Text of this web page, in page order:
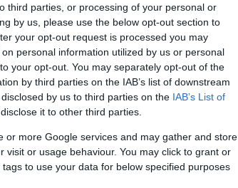
third parties, or processing of your personal or
by us, please use the below opt-out section to
your opt-out request is processed you may
personal information utilized by us or personal
your opt-out. You may separately opt-out of the
by third parties on the IAB’s list of downstream
by us to third parties on the IAB’s List of
it to other third parties.
or more Google services and may gather and store
visit or usage behaviour. You may click to grant or
to use your data for below specified purposes